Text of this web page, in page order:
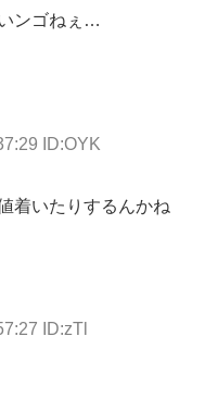
ンゴねぇ…
ID:OYK
着いたりするんかね
ID:zTl